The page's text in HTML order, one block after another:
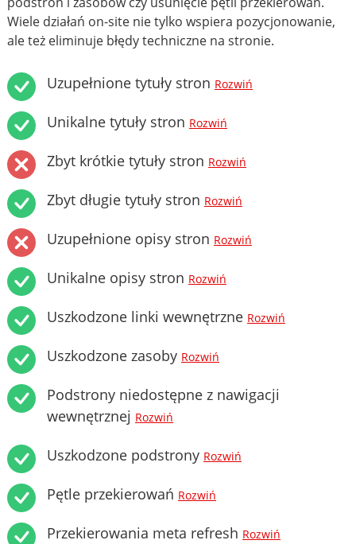
Wiele działań on-site nie tylko wspiera pozycjonowanie,
ale też eliminuje błędy techniczne na stronie.
Uzupełnione tytuły stron Rozwiń
Unikalne tytuły stron Rozwiń
Zbyt krótkie tytuły stron Rozwiń
Zbyt długie tytuły stron Rozwiń
Uzupełnione opisy stron Rozwiń
Unikalne opisy stron Rozwiń
Uszkodzone linki wewnętrzne Rozwiń
Uszkodzone zasoby Rozwiń
Podstrony niedostępne z nawigacji
wewnętrznej Rozwiń
Uszkodzone podstrony Rozwiń
Pętle przekierowań Rozwiń
Przekierowania meta refresh Rozwiń